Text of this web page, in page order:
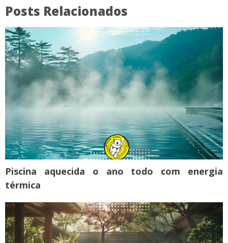
Posts Relacionados
Piscina aquecida o ano todo com energia
térmica